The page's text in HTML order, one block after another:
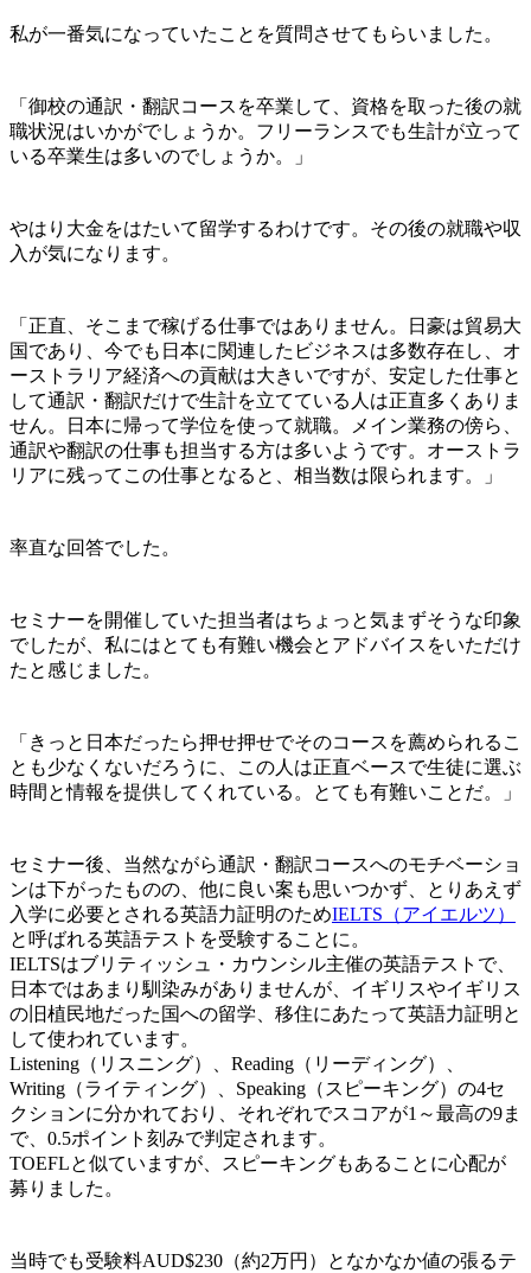
私が一番気になっていたことを質問させてもらいました。
「御校の通訳・翻訳コースを卒業して、資格を取った後の就
職状況はいかがでしょうか。フリーランスでも生計が立って
いる卒業生は多いのでしょうか。」
やはり大金をはたいて留学するわけです。その後の就職や収
入が気になります。
「正直、そこまで稼げる仕事ではありません。日豪は貿易大
国であり、今でも日本に関連したビジネスは多数存在し、オ
ーストラリア経済への貢献は大きいですが、安定した仕事と
して通訳・翻訳だけで生計を立てている人は正直多くありま
せん。日本に帰って学位を使って就職。メイン業務の傍ら、
通訳や翻訳の仕事も担当する方は多いようです。オーストラ
リアに残ってこの仕事となると、相当数は限られます。」
率直な回答でした。
セミナーを開催していた担当者はちょっと気まずそうな印象
でしたが、私にはとても有難い機会とアドバイスをいただけ
たと感じました。
「きっと日本だったら押せ押せでそのコースを薦められるこ
とも少なくないだろうに、この人は正直ベースで生徒に選ぶ
時間と情報を提供してくれている。とても有難いことだ。」
セミナー後、当然ながら通訳・翻訳コースへのモチベーショ
ンは下がったものの、他に良い案も思いつかず、とりあえず
入学に必要とされる英語力証明のためIELTS（アイエルツ）
と呼ばれる英語テストを受験することに。
IELTSはブリティッシュ・カウンシル主催の英語テストで、
日本ではあまり馴染みがありませんが、イギリスやイギリス
の旧植民地だった国への留学、移住にあたって英語力証明と
して使われています。
Listening（リスニング）、Reading（リーディング）、
Writing（ライティング）、Speaking（スピーキング）の4セ
クションに分かれており、それぞれでスコアが1～最高の9ま
で、0.5ポイント刻みで判定されます。
TOEFLと似ていますが、スピーキングもあることに心配が
募りました。
当時でも受験料AUD$230（約2万円）となかなか値の張るテ